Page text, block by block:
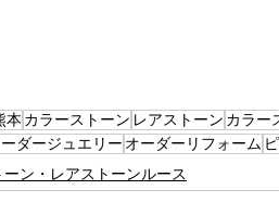
本 カラーストーン レアストーン カラー
ダージュエリー オーダーリフォーム
ーン・レアストーンルース